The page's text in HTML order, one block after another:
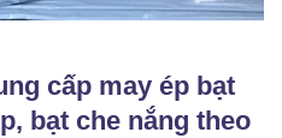
cấp may ép bạt
bạt che nắng theo